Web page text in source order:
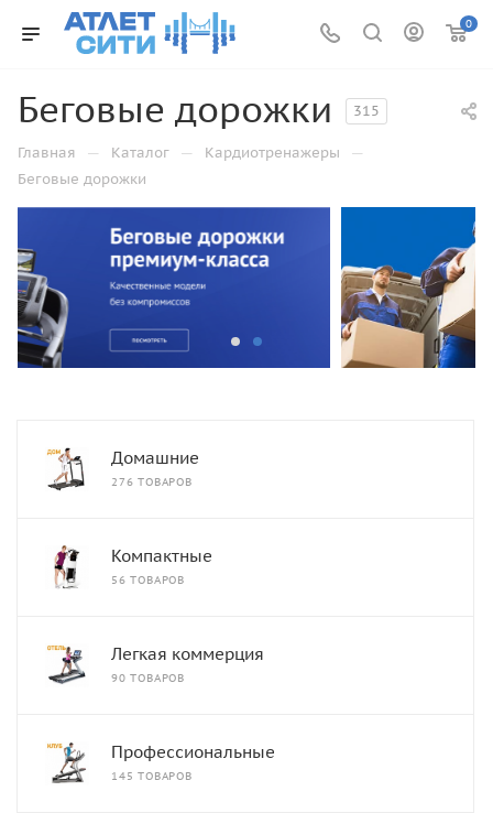
0
Беговые дорожки 315
Главная — Каталог — Кардиотренажеры —
Беговые дорожки
Домашние
276 ТОВАРОВ
Компактные
56 ТОВАРОВ
Легкая коммерция
90 ТОВАРОВ
Профессиональные
145 ТОВАРОВ